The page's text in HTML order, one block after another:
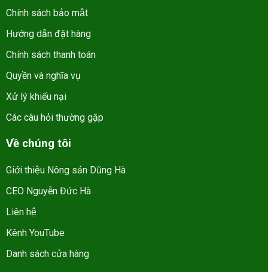
Chính sách bảo mật
Hướng dẫn đặt hàng
Chính sách thanh toán
Quyền và nghĩa vụ
Xử lý khiếu nại
Các câu hỏi thường gặp
Về chúng tôi
Giới thiệu Nông sản Dũng Hà
CEO Nguyễn Đức Hà
Liên hệ
Kênh YouTube
Danh sách cửa hàng